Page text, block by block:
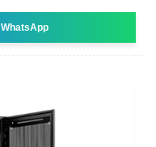
WhatsApp